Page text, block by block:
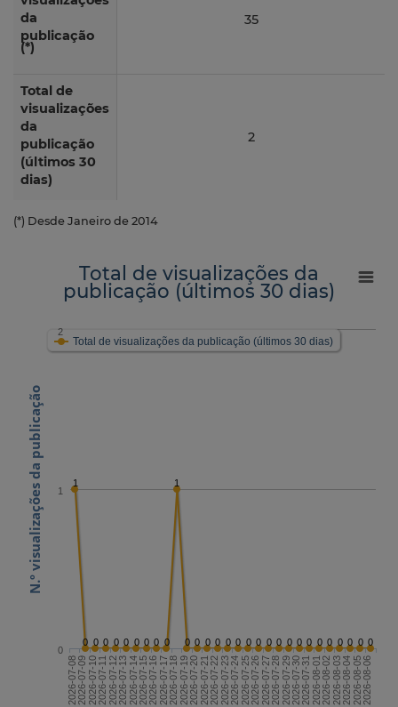
da
publicação
(*)
35
Total de
visualizações
da
publicação
(últimos 30
dias)
2
(*) Desde Janeiro de 2014
N.º visualizações da publicação
Total de visualizações da
publicação (últimos 30 dias)
1
0 0 0 0 0 0 0 0 0
1
0 0 0 0 0 0 0 0 0 0 0 0 0 0 0 0 0 0 0
Total de visualizações da publicação (últimos 30 dias)
2026-07-082026-07-092026-07-102026-07-112026-07-122026-07-132026-07-142026-07-152026-07-162026-07-172026-07-182026-07-192026-07-202026-07-212026-07-222026-07-232026-07-242026-07-252026-07-262026-07-272026-07-282026-07-292026-07-302026-07-312026-08-012026-08-022026-08-032026-08-042026-08-052026-08-06
0
1
2